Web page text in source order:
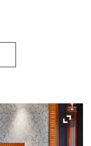
展开